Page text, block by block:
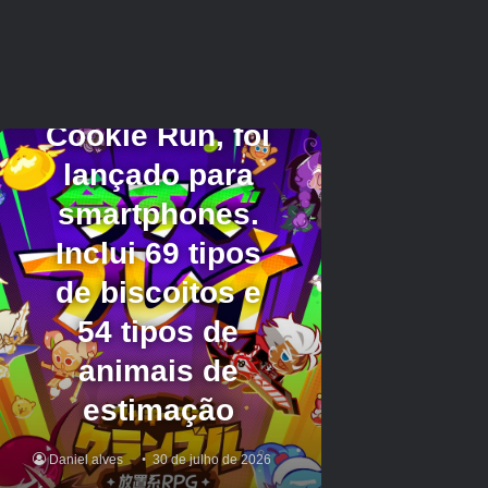
pico tModLoader 441.000 pessoas
Tempo médio de jogo (PC)
Terrário 101 horas 18 minutos
tModLoader 89 horas 52 minutos
Além disso, na página de anúncio do site
oficial,Planeje continuar atualizando
afirmado isso. O suporte cross-play será
implementado em breve e ideias para futuras